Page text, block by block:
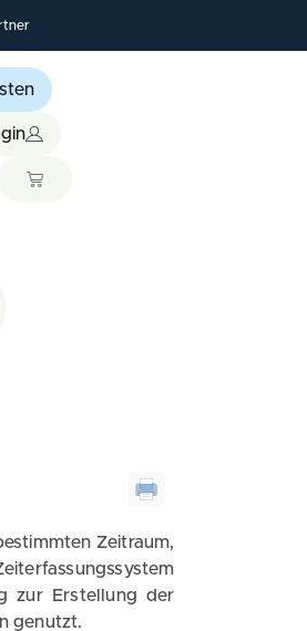
Zeitraum,
zur Erstellung der
genutzt.